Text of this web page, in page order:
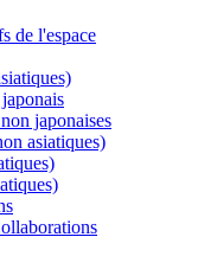
de l'espace
japonaises
asiatiques)